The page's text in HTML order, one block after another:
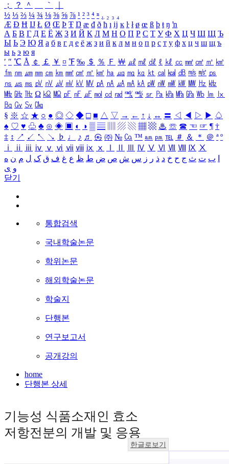
；
？ ＾ ｀
½ ⅓ ⅔ ¼ ¾ ⅛ ⅜ ⅝ ⅞ ¹ ² ³ ⁴ ⁿ ₁ ₂ ₃ ₄
Æ Ð Ħ Ĳ Ł Ø Œ Þ Ŧ Ŋ æ đ ð ħ ı ĳ ĸ ŀ ł ø œ ß þ ŧ ŋ ŉ
А Б В Г Д Е Ё Ж З И Й К Л М Н О П Р С Т У Ф Х Ц Ч Ш Щ Ъ
Ы Ь Э Ю Я а б в г д е ё ж з и й к л м н о п р с т у ф х ц ч ш щ ъ
ы ь э ю я
′ ″ ℃ Å ￠ ￡ ￥ ¤ ℉ ‰ ＄ ％ Ｆ ￦ ㎕ ㎖ ㎗ ℓ ㎘ ㏄ ㎣ ㎤ ㎥ ㎦
㎙ ㎚ ㎛ ㎜ ㎝ ㎞ ㎟ ㎠ ㎡ ㎢ ㏊ ㎍ ㎎ ㎏ ㏏ ㎈ ㎉ ㏈ ㎧ ㎨ ㎰
㎱ ㎲ ㎳ ㎴ ㎵ ㎶ ㎷ ㎸ ㎹ ㎀ ㎁ ㎂ ㎃ ㎄ ㎺ ㎻ ㎽ ㎾ ㎿ ㎐ ㎑
㎒ ㎓ ㎔ Ω ㏀ ㏁ ㎊ ㎋ ㎌ ㏖ ㏅ ㎭ ㎮ ㎯ ㏛ ㎩ ㎪ ㎫ ㎬ ㏝ ㏐
㏓
㏃ ㏉ ㏜ ㏆
§ ※ ☆ ★ ○ ● ◎ ◇ ◆ □ ■ △ ▽ → ← ↑ ↓ ↔ 〓 ◁ ◀ ▷ ▶ ♤
♠ ♡ ♥ ♧ ♣ ⊙ ◈ ▣ ◐ ◑ ▒ ▤ ▨ ▧ ▦ ▩ ♨ ☏ ☎ ☜ ☞ ¶ †
‡ ↕ ↗ ↙ ↖ ↘ ♭ ♩ ♪ ♬ ㉿ ㈜ № ㏇ ™ ㏂ ㏘ ℡ ＃ ＆ ＊ ＠ ª º
ⅰ
ⅱ ⅲ ⅳ ⅴ ⅵ ⅶ ⅷ ⅸ ⅹ Ⅳ Ⅴ Ⅵ Ⅶ Ⅷ Ⅸ Ⅹ
ب ت ث ج ح خ د ذ ر ز س ش ص ض ط ظ ع غ ف ق ک ل م ن ه
و ی
닫기
통합검색
국내학술논문
학위논문
해외학술논문
학술지
단행본
연구보고서
공개강의
home
단행본 상세
기능성 식품소재인 효소
저항전분의 개발 및 응용
한글로보기